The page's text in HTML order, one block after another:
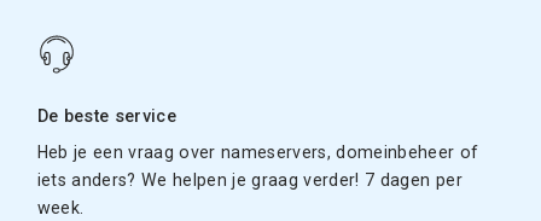
De beste service
Heb je een vraag over nameservers, domeinbeheer of
iets anders? We helpen je graag verder! 7 dagen per
week.